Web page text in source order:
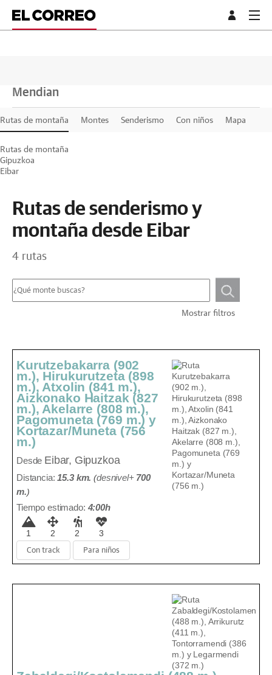
Mendian
Rutas de montaña Montes Senderismo Con niños Mapa
Rutas de montaña
Gipuzkoa
Eibar
Rutas de senderismo y
montaña desde Eibar
4 rutas
Mostrar filtros
Kurutzebakarra (902
m.), Hirukurutzeta (898
m.), Atxolin (841 m.),
Aizkonako Haitzak (827
m.), Akelarre (808 m.),
Pagomuneta (769 m.) y
Kortazar/Muneta (756
m.)
Desde Eibar, Gipuzkoa
Distancia:15.3 km. (desnivel+ 700
m.)
Tiempo estimado: 4:00h
1 2 2 3
Con track Para niños